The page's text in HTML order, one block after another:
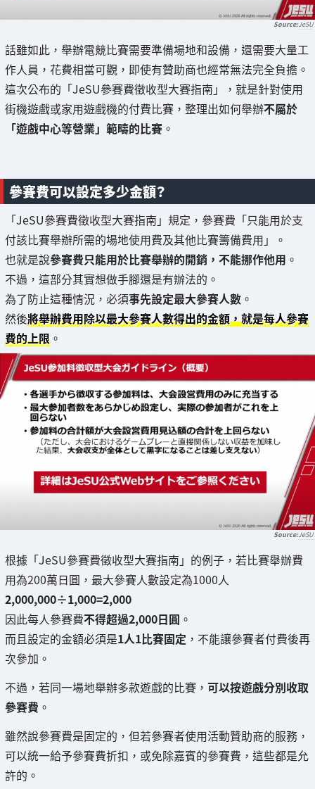
JeSU
話雖如此，舉辦電競比賽需要準備場地和設備，還需要大量工
作人員，花費相當可觀，即使有贊助商也經常無法完全負擔。
這次公布的「JeSU參賽費徵收型大賽指南」，就是針對使用
街機遊戲或家用遊戲機的付費比賽，整理出如何舉辦不屬於
「遊戲中心等營業」範疇的比賽 。
參賽費可以設定多少金額？
「JeSU參賽費徵收型大賽指南」規定，參賽費「只能用於支
付該比賽舉辦所需的場地使用費及其他比賽籌備費用」。
也就是說參賽費只能用於比賽舉辦的開銷，不能挪作他用 。
不過，這部分其實想做手腳還是有辦法的。
為了防止這種情況，必須事先設定最大參賽人數 。
然後將舉辦費用除以最大參賽人數得出的金額，就是每人參賽
費的上限 。
JeSU
根據「JeSU參賽費徵收型大賽指南」的例子，若比賽舉辦費
用為200萬日圓，最大參賽人數設定為1000人
2,000,000÷1,000=2,000
因此每人參賽費不得超過2,000日圓 。
而且設定的金額必須是1人1比賽固定 ，不能讓參賽者付費後再
次參加。
不過，若同一場地舉辦多款遊戲的比賽， 可以按遊戲分別收取
參賽費 。
雖然說參賽費是固定的，但若參賽者使用活動贊助商的服務，
可以統一給予參賽費折扣，或免除嘉賓的參賽費，這些都是允
許的。